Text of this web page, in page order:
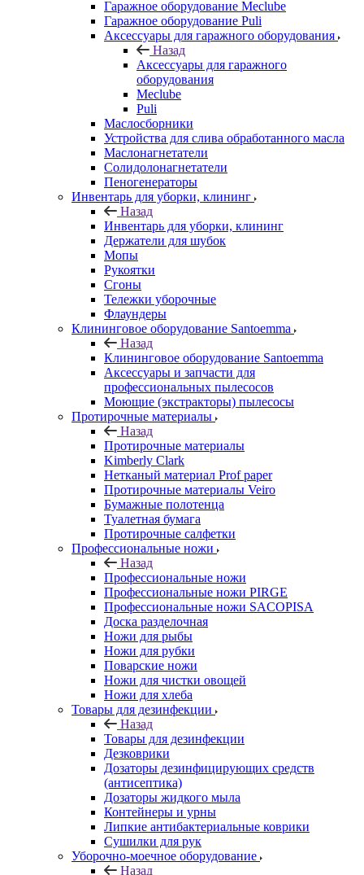
Гаражное оборудование Meclube
Гаражное оборудование Puli
Аксессуары для гаражного оборудования
Назад
Аксессуары для гаражного
оборудования
Meclube
Puli
Маслосборники
Устройства для слива обработанного масла
Маслонагнетатели
Солидолонагнетатели
Пеногенераторы
Инвентарь для уборки, клининг
Назад
Инвентарь для уборки, клининг
Держатели для шубок
Мопы
Рукоятки
Сгоны
Тележки уборочные
Флаундеры
Клининговое оборудование Santoemma
Назад
Клининговое оборудование Santoemma
Аксессуары и запчасти для
профессиональных пылесосов
Моющие (экстракторы) пылесосы
Протирочные материалы
Назад
Протирочные материалы
Kimberly Clark
Нетканый материал Prof paper
Протирочные материалы Veiro
Бумажные полотенца
Туалетная бумага
Протирочные салфетки
Профессиональные ножи
Назад
Профессиональные ножи
Профессиональные ножи PIRGE
Профессиональные ножи SACOPISA
Доска разделочная
Ножи для рыбы
Ножи для рубки
Поварские ножи
Ножи для чистки овощей
Ножи для хлеба
Товары для дезинфекции
Назад
Товары для дезинфекции
Дезковрики
Дозаторы дезинфицирующих средств
(антисептика)
Дозаторы жидкого мыла
Контейнеры и урны
Липкие антибактериальные коврики
Сушилки для рук
Уборочно-моечное оборудование
Назад